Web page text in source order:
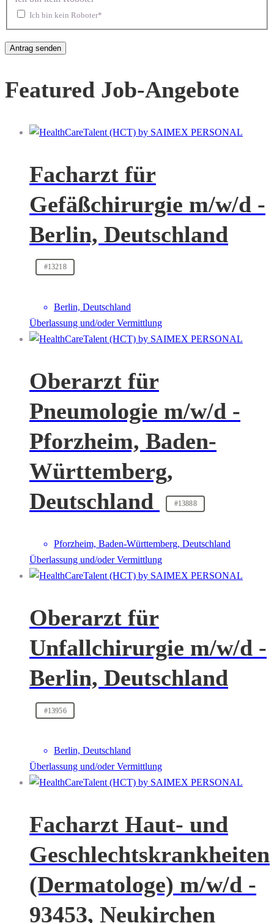
Ich bin kein Roboter*
Featured Job-Angebote
Facharzt für
Gefäßchirurgie m/w/d -
Berlin, Deutschland
#13218
Berlin, Deutschland
Überlassung und/oder Vermittlung
Oberarzt für
Pneumologie m/w/d -
Pforzheim, Baden-
Württemberg,
Deutschland
#13888
Pforzheim, Baden-Württemberg, Deutschland
Überlassung und/oder Vermittlung
Oberarzt für
Unfallchirurgie m/w/d -
Berlin, Deutschland
#13956
Berlin, Deutschland
Überlassung und/oder Vermittlung
Facharzt Haut- und
Geschlechtskrankheiten
(Dermatologe) m/w/d -
93453, Neukirchen